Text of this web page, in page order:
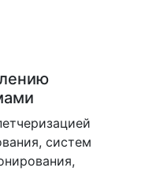
систем